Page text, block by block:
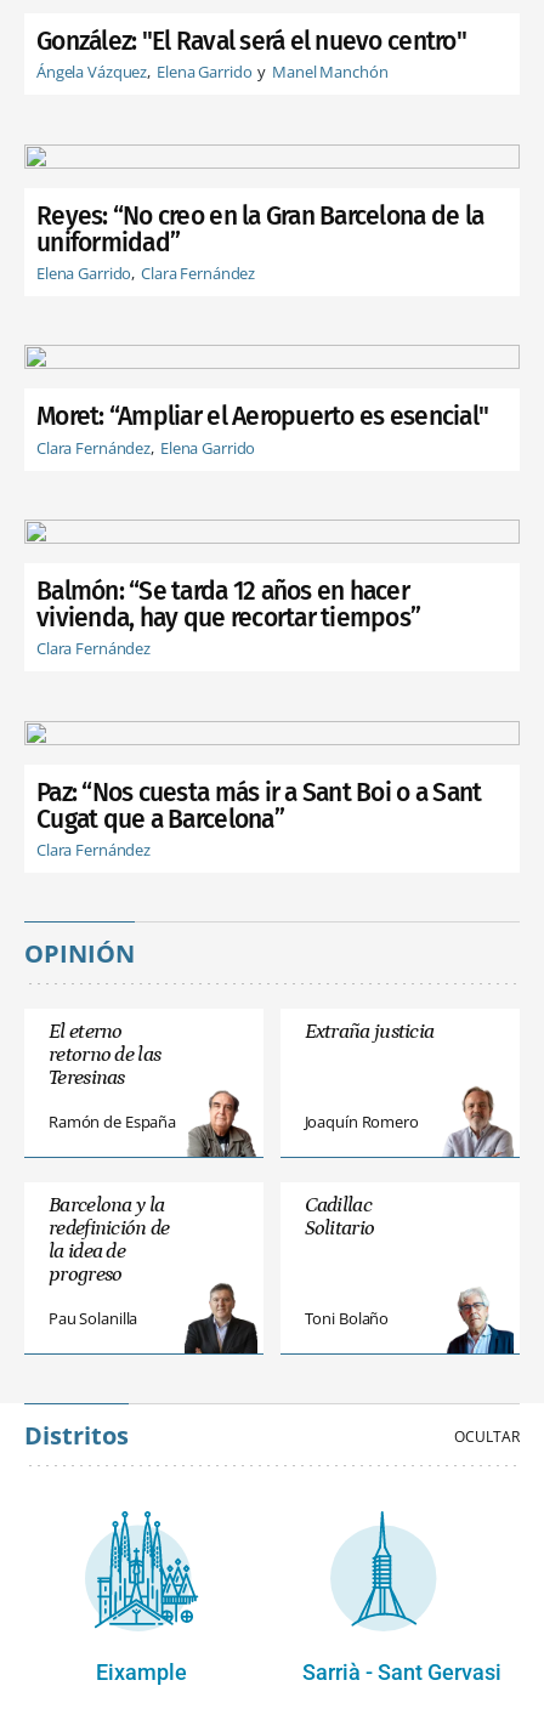
González: "El Raval será el nuevo centro"
Ángela Vázquez Elena Garrido Manel Manchón
Reyes: “No creo en la Gran Barcelona de la
uniformidad”
Elena Garrido Clara Fernández
Moret: “Ampliar el Aeropuerto es esencial"
Clara Fernández Elena Garrido
Balmón: “Se tarda 12 años en hacer
vivienda, hay que recortar tiempos”
Clara Fernández
Paz: “Nos cuesta más ir a Sant Boi o a Sant
Cugat que a Barcelona”
Clara Fernández
OPINIÓN
El eterno
retorno de las
Teresinas
Ramón de España
Extraña justicia
Joaquín Romero
Barcelona y la
redefinición de
la idea de
progreso
Pau Solanilla
Cadillac
Solitario
Toni Bolaño
Distritos
Eixample Sarrià - Sant Gervasi